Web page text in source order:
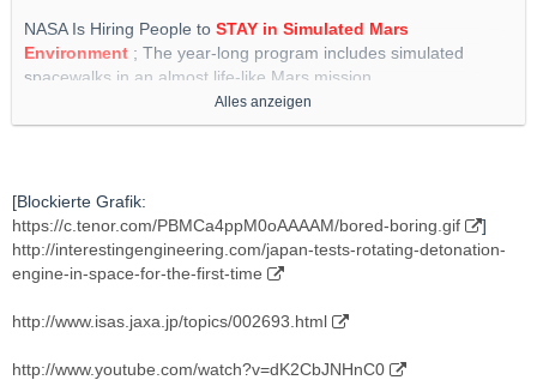
NASA Is Hiring People to STAY in Simulated Mars
Environment ; The year-long program includes simulated
spacewalks in an almost life-like Mars mission
http://interestingengineering.com/nasa-is-hiring-people-to-stay-
http://www.nasa.gov/feature/nasa-is-recruiting-for-yearlong-
simulated-mars-mission/
http://apnews.com/article/lifestyle-oddities-business-science-
simulated-mission-applications-1837993-2021-08-07
Alles anzeigen
[Blockierte Grafik:
https://c.tenor.com/PBMCa4ppM0oAAAAM/bored-boring.gif
]
http://interestingengineering.com/japan-tests-rotating-detonation-
engine-in-space-for-the-first-time
http://www.isas.jaxa.jp/topics/002693.html
http://www.youtube.com/watch?v=dK2CbJNHnC0